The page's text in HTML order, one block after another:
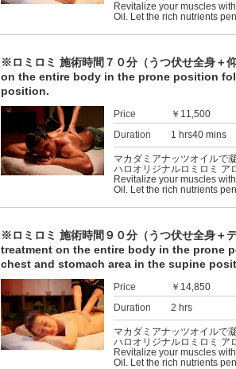
Revitalize your muscles
Oil. Let the rich nutrients
※ロミロミ 施術時間７０分（うつ伏せ全身
on the entire body in the prone position
position.
Price
￥11,500
Duration
1 hrs40 mins
マカダミアナッツオイルで
ハロオリジナルロミロミ ア
Revitalize your muscles
Oil. Let the rich nutrients
※ロミロミ 施術時間９０分（うつ伏せ全身
treatment on the entire body in the prone
chest and stomach area in the supine
Price
￥14,850
Duration
2 hrs
マカダミアナッツオイルで
ハロオリジナルロミロミ ア
Revitalize your muscles
Oil. Let the rich nutrients